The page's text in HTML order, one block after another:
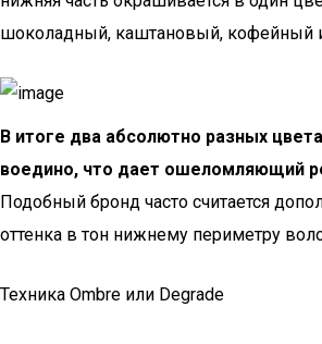
шоколадный, каштановый, кофейный
В итоге два абсолютно разных
воедино, что дает ошеломляющий
Подобный бронд часто считается
оттенка в тон нижнему периметру
Техника Ombre или Degrade